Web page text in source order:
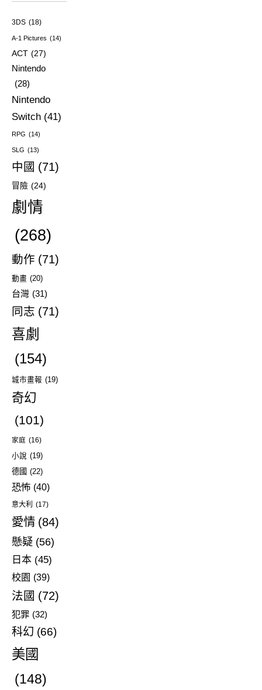
3DS (18)
A-1 Pictures (14)
ACT (27)
Nintendo
(28)
Nintendo
Switch (41)
RPG (14)
SLG (13)
中國 (71)
冒險 (24)
劇情
(268)
動作 (71)
動畫 (20)
台灣 (31)
同志 (71)
喜劇
(154)
城市畫報 (19)
奇幻
(101)
家庭 (16)
小說 (19)
德國 (22)
恐怖 (40)
意大利 (17)
愛情 (84)
懸疑 (56)
日本 (45)
校園 (39)
法國 (72)
犯罪 (32)
科幻 (66)
美國
(148)